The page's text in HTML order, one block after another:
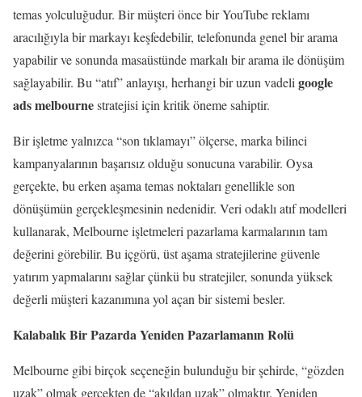
temas yolculuğudur. Bir müşteri önce bir YouTube reklamı
aracılığıyla bir markayı keşfedebilir, telefonunda genel bir arama
yapabilir ve sonunda masaüstünde markalı bir arama ile dönüşüm
sağlayabilir. Bu “atıf” anlayışı, herhangi bir uzun vadeli google
ads melbournestratejisi için kritik öneme sahiptir.
Bir işletme yalnızca “son tıklamayı” ölçerse, marka bilinci
kampanyalarının başarısız olduğu sonucuna varabilir. Oysa
gerçekte, bu erken aşama temas noktaları genellikle son
dönüşümün gerçekleşmesinin nedenidir. Veri odaklı atıf modelleri
kullanarak, Melbourne işletmeleri pazarlama karmalarının tam
değerini görebilir. Bu içgörü, üst aşama stratejilerine güvenle
yatırım yapmalarını sağlar çünkü bu stratejiler, sonunda yüksek
değerli müşteri kazanımına yol açan bir sistemi besler.
Kalabalık Bir Pazarda Yeniden Pazarlamanın Rolü
Melbourne gibi birçok seçeneğin bulunduğu bir şehirde, “gözden
uzak” olmak gerçekten de “akıldan uzak” olmaktır. Yeniden